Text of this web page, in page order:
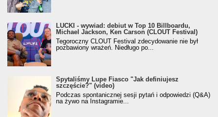
LUCKI - wywiad: debiut w Top 10 Billboardu,
Michael Jackson, Ken Carson (CLOUT Festival)
Tegoroczny CLOUT Festival zdecydowanie nie był
pozbawiony wrażeń. Niedługo po...
Spytaliśmy Lupe Fiasco "Jak definiujesz
szczęście?" (video)
Podczas spontanicznej sesji pytań i odpowiedzi (Q&A)
na żywo na Instagramie...